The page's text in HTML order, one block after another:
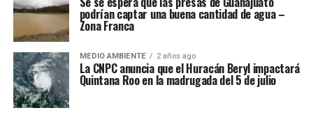
podrían captar una buena cantidad de agua –
Zona Franca
MEDIO AMBIENTE 2 años ago
La CNPC anuncia que el Huracán Beryl impactará
Quintana Roo en la madrugada del 5 de julio